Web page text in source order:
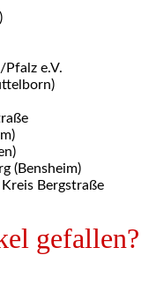
e.V.
(Bensheim)
Bergstraße
gefallen?